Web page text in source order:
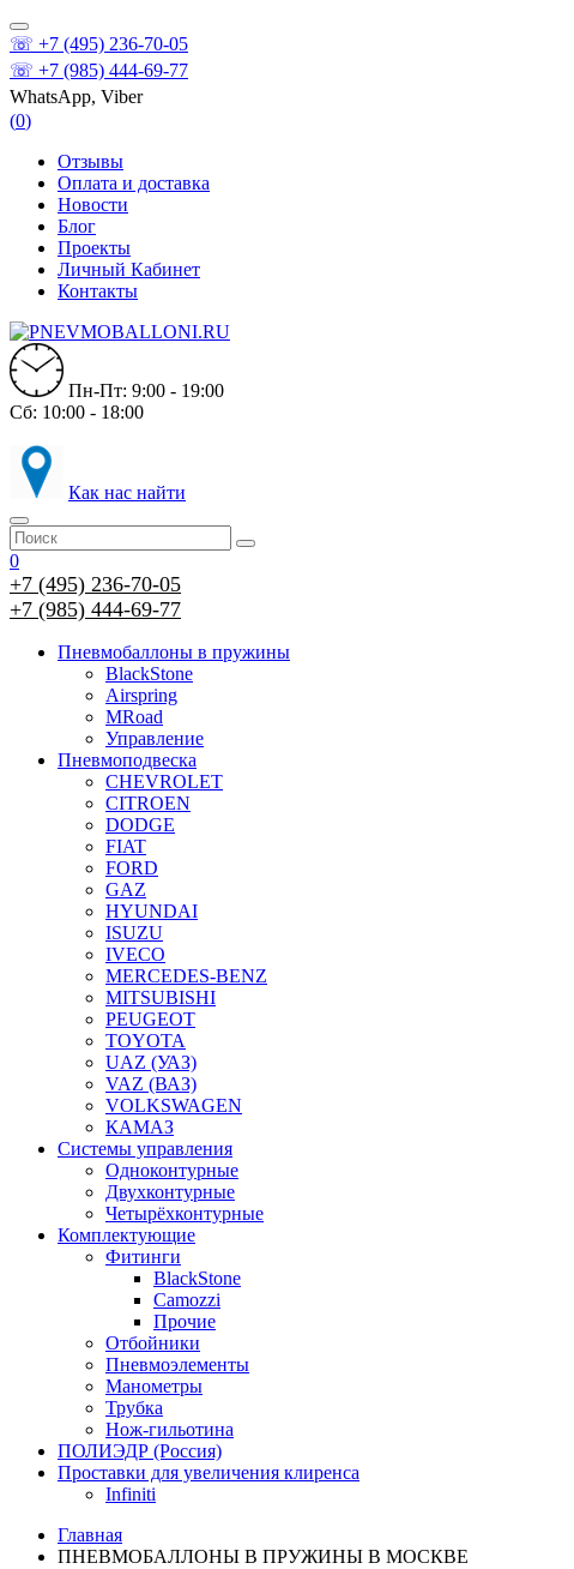
☏ +7 (495) 236-70-05
☏ +7 (985) 444-69-77
WhatsApp, Viber
(0)
Отзывы
Оплата и доставка
Новости
Блог
Проекты
Личный Кабинет
Контакты
Пн-Пт: 9:00 - 19:00
Сб: 10:00 - 18:00
Как нас найти
0
+7 (495) 236-70-05
+7 (985) 444-69-77
Пневмобаллоны в пружины
BlackStone
Airspring
MRoad
Управление
Пневмоподвеска
CHEVROLET
CITROEN
DODGE
FIAT
FORD
GAZ
HYUNDAI
ISUZU
IVECO
MERCEDES-BENZ
MITSUBISHI
PEUGEOT
TOYOTA
UAZ (УАЗ)
VAZ (ВАЗ)
VOLKSWAGEN
КАМАЗ
Системы управления
Одноконтурные
Двухконтурные
Четырёхконтурные
Комплектующие
Фитинги
BlackStone
Camozzi
Прочие
Отбойники
Пневмоэлементы
Манометры
Трубка
Нож-гильотина
ПОЛИЭДР (Россия)
Проставки для увеличения клиренса
Infiniti
Главная
ПНЕВМОБАЛЛОНЫ В ПРУЖИНЫ В МОСКВЕ